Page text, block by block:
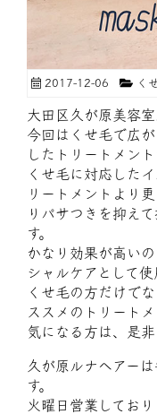
2017-12-06 く
大田区久が原美容室
今回はくせ毛で広
したトリートメン
くせ毛に対応した
リートメントより
りパサつきを抑え
す。
かなり効果が高い
シャルケアとして
くせ毛の方だけで
ススメのトリートメ
気になる方は、是
久が原ルナヘアー
す。
火曜日営業しており